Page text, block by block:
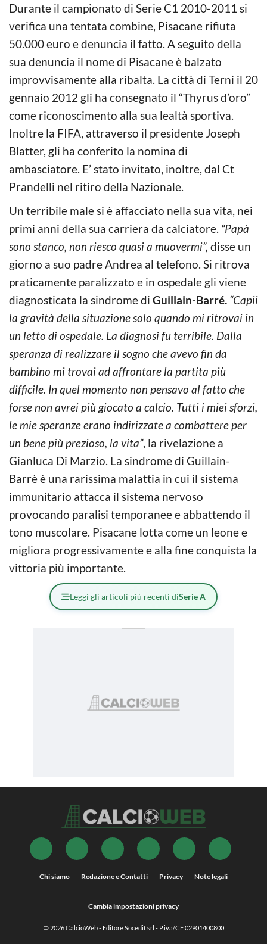
Durante il campionato di Serie C1 2010-2011 si
verifica una tentata combine, Pisacane rifiuta
50.000 euro e denuncia il fatto. A seguito della
sua denuncia il nome di Pisacane è balzato
improvvisamente alla ribalta. La città di Terni il 20
gennaio 2012 gli ha consegnato il “Thyrus d’oro”
come riconoscimento alla sua lealtà sportiva.
Inoltre la FIFA, attraverso il presidente Joseph
Blatter, gli ha conferito la nomina di
ambasciatore. E’ stato invitato, inoltre, dal Ct
Prandelli nel ritiro della Nazionale.
Un terribile male si è affacciato nella sua vita, nei
primi anni della sua carriera da calciatore. “Papà
sono stanco, non riesco quasi a muovermi”, disse un
giorno a suo padre Andrea al telefono. Si ritrova
praticamente paralizzato e in ospedale gli viene
diagnosticata la sindrome di Guillain-Barré. “Capii
la gravità della situazione solo quando mi ritrovai in
un letto di ospedale. La diagnosi fu terribile. Dalla
speranza di realizzare il sogno che avevo fin da
bambino mi trovai ad affrontare la partita più
difficile. In quel momento non pensavo al fatto che
forse non avrei più giocato a calcio. Tutti i miei sforzi,
le mie speranze erano indirizzate a combattere per
un bene più prezioso, la vita”, la rivelazione a
Gianluca Di Marzio. La sindrome di Guillain-
Barrè è una rarissima malattia in cui il sistema
immunitario attacca il sistema nervoso
provocando paralisi temporanee e abbattendo il
tono muscolare. Pisacane lotta come un leone e
migliora progressivamente e alla fine conquista la
vittoria più importante.
Leggi gli articoli più recenti diSerie A
Chi siamo Redazione e Contatti Privacy Note legali
Cambia impostazioni privacy
© 2026CalcioWeb- Editore Socedit srl - P.iva/CF 02901400800